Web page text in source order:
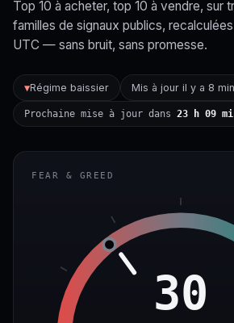
Top 10 à acheter, top 10 à vendre, sur
familles de signaux publics,
UTC — sans bruit, sans promesse.
▼Régime baissier Mis à jour il y a 8 min
Prochaine mise à jour dans 23 h 09
FEAR & GREED
30